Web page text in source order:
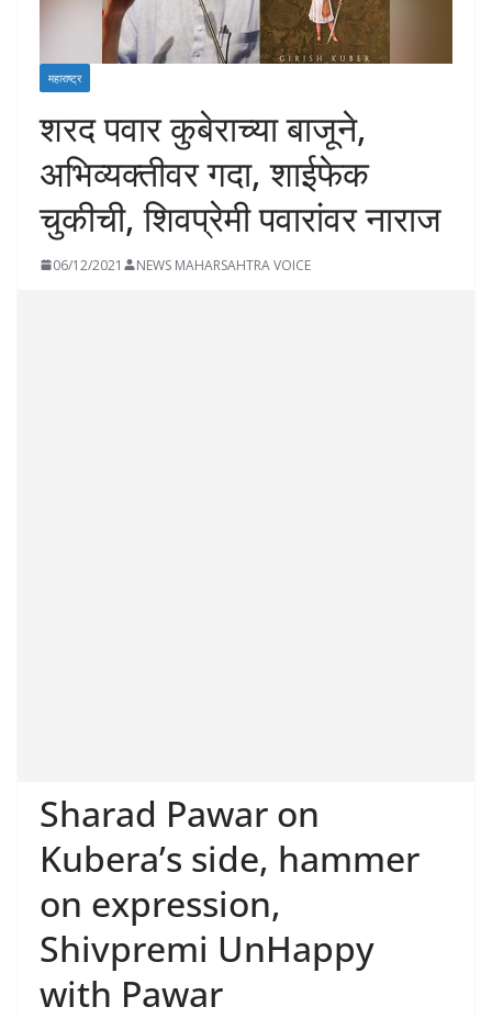
महाराष्ट्र
शरद पवार कुबेराच्या बाजूने,
अभिव्यक्तीवर गदा, शाईफेक
चुकीची, शिवप्रेमी पवारांवर नाराज
06/12/2021 NEWS MAHARSAHTRA VOICE
Sharad Pawar on
Kubera’s side, hammer
on expression,
Shivpremi UnHappy
with Pawar